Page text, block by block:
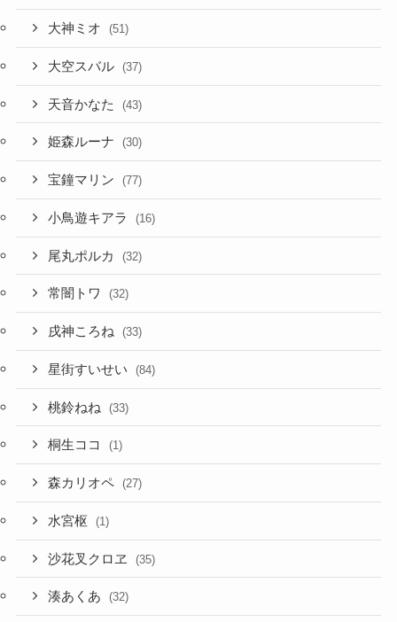
大神ミオ (51)
大空スバル (37)
天音かなた (43)
姫森ルーナ (30)
宝鐘マリン (77)
小鳥遊キアラ (16)
尾丸ポルカ (32)
常闇トワ (32)
戌神ころね (33)
星街すいせい (84)
桃鈴ねね (33)
桐生ココ (1)
森カリオペ (27)
水宮枢 (1)
沙花叉クロヱ (35)
湊あくあ (32)